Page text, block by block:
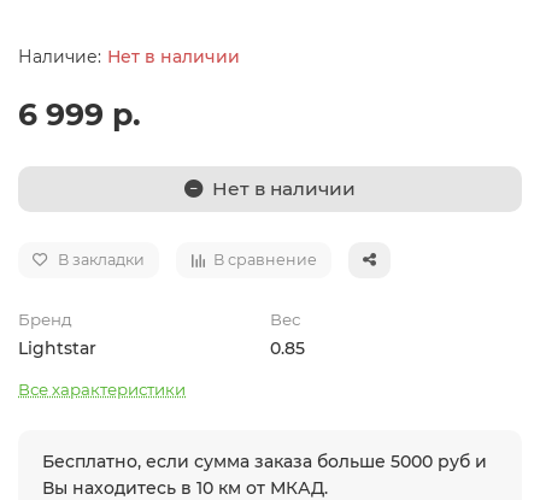
Нет в наличии
6 999 р.
Нет в наличии
В закладки В сравнение
Бренд
Lightstar
Вес
0.85
Все характеристики
Бесплатно, если сумма заказа больше 5000 руб и
Вы находитесь в 10 км от МКАД.